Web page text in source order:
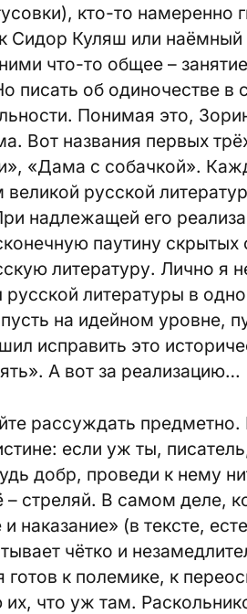
кто-то
Сидор Куляш или
что-то общее –
писать об одиночестве
Понимая это,
Вот названия первых
«Дама с собачкой».
великой русской
надлежащей его
паутину
литературу. Лично я
русской литературы в
на идейном уровне,
исправить это
А вот за реализацию…
рассуждать
если уж ты,
добр, проведи к нему
стреляй. В самом деле,
наказание» (в тексте,
чётко и
готов к полемике, к
что уж там.